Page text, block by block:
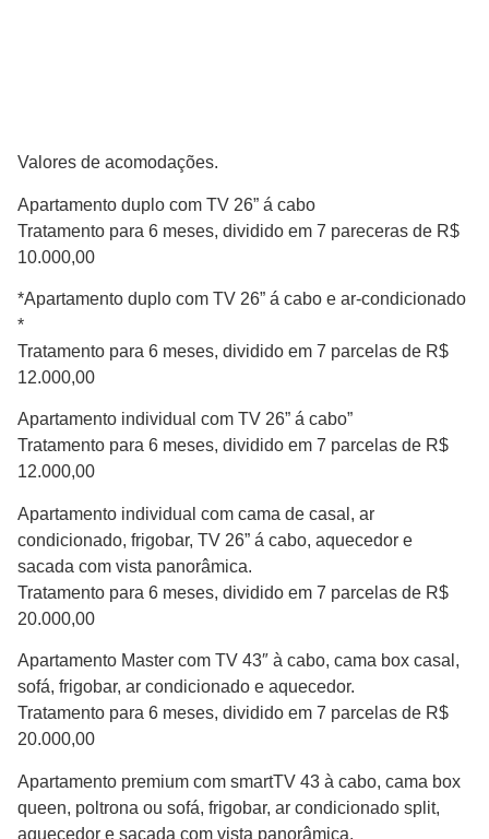
Valores de acomodações.
Apartamento duplo com TV 26” á cabo
Tratamento para 6 meses, dividido em 7 pareceras de R$
10.000,00
*Apartamento duplo com TV 26” á cabo e ar-condicionado
*
Tratamento para 6 meses, dividido em 7 parcelas de R$
12.000,00
Apartamento individual com TV 26” á cabo”
Tratamento para 6 meses, dividido em 7 parcelas de R$
12.000,00
Apartamento individual com cama de casal, ar
condicionado, frigobar, TV 26” á cabo, aquecedor e
sacada com vista panorâmica.
Tratamento para 6 meses, dividido em 7 parcelas de R$
20.000,00
Apartamento Master com TV 43″ à cabo, cama box casal,
sofá, frigobar, ar condicionado e aquecedor.
Tratamento para 6 meses, dividido em 7 parcelas de R$
20.000,00
Apartamento premium com smartTV 43 à cabo, cama box
queen, poltrona ou sofá, frigobar, ar condicionado split,
aquecedor e sacada com vista panorâmica.